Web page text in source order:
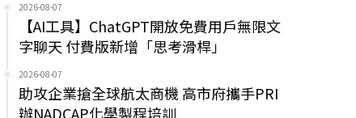
2026-08-07
【AI工具】ChatGPT開放免費用戶無限文
字聊天 付費版新增「思考滑桿」
2026-08-07
助攻企業搶全球航太商機 高市府攜手PRI
辦NADCAP化學製程培訓